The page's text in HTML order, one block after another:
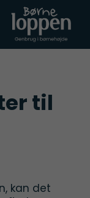
til
kan det